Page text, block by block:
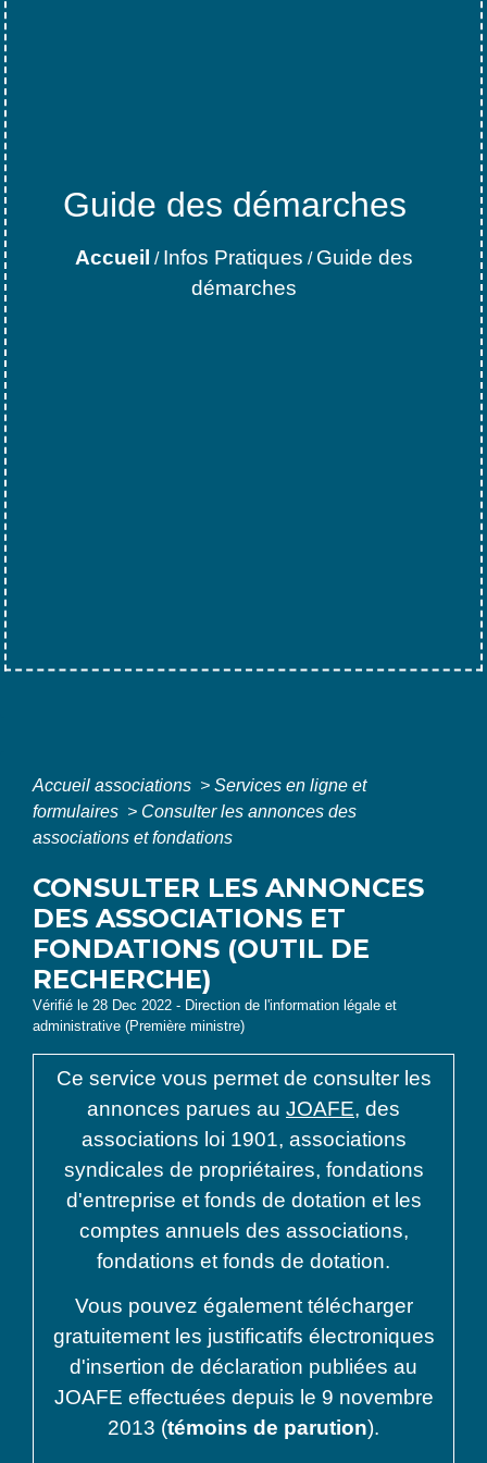
Guide des démarches
Accueil / Infos Pratiques / Guide des
démarches
Accueil associations > Services en ligne et
formulaires > Consulter les annonces des
associations et fondations
CONSULTER LES ANNONCES
DES ASSOCIATIONS ET
FONDATIONS (OUTIL DE
RECHERCHE)
Vérifié le 28 Dec 2022 - Direction de l'information légale et
administrative (Première ministre)
Ce service vous permet de consulter les
annonces parues au JOAFE, des
associations loi 1901, associations
syndicales de propriétaires, fondations
d'entreprise et fonds de dotation et les
comptes annuels des associations,
fondations et fonds de dotation.
Vous pouvez également télécharger
gratuitement les justificatifs électroniques
d'insertion de déclaration publiées au
JOAFE effectuées depuis le 9 novembre
2013 (témoins de parution).